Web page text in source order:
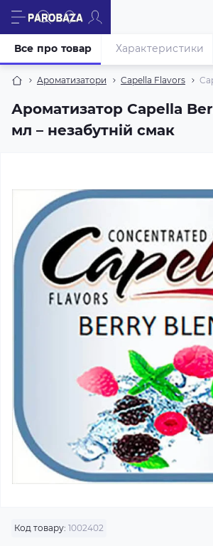
Ароматизатори Capella Flavors
Ароматизатор Capella
мл – незабутній смак
Все про товар Характеристики
Код товару: 1002402